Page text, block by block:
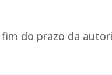
do prazo da